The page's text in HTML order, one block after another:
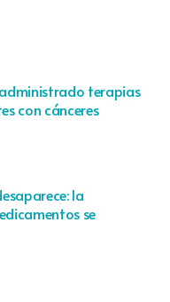
administrado terapias
con cánceres
la
se